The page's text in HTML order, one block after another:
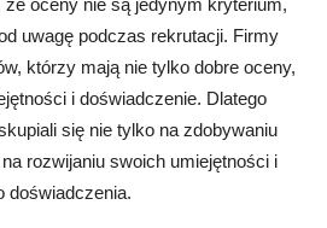
oceny nie są jedynym kryterium,
uwagę podczas rekrutacji. Firmy
którzy mają nie tylko dobre oceny,
i doświadczenie. Dlatego
się nie tylko na zdobywaniu
rozwijaniu swoich umiejętności i
doświadczenia.